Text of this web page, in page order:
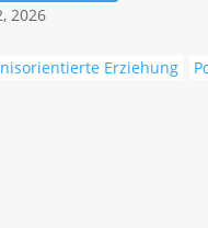
2026
Erziehung